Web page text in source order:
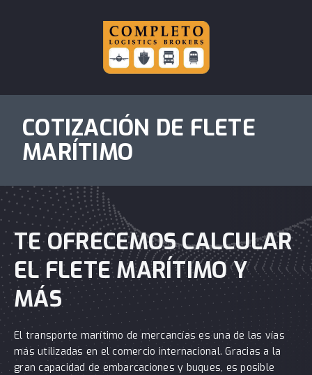
COTIZACIÓN DE FLETE
MARÍTIMO
TE OFRECEMOS CALCULAR
EL FLETE MARÍTIMO Y
MÁS
El transporte marítimo de mercancías es una de las vías
más utilizadas en el comercio internacional. Gracias a la
gran capacidad de embarcaciones y buques, es posible